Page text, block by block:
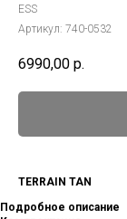
ESS
Артикул: 740-0532
6990,00 р.
TERRAIN TAN
Подробное описание